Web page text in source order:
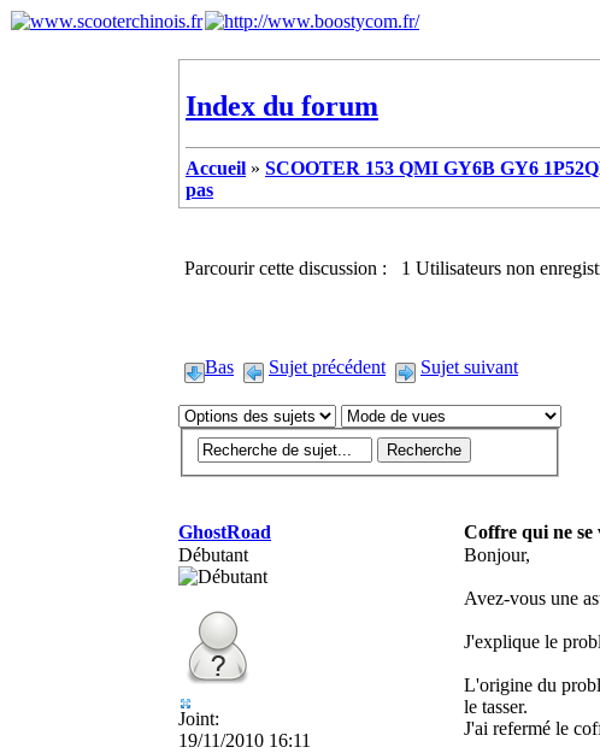
Index du forum
Accueil » SCOOTER 153 QMI GY6B GY6
pas
Parcourir cette discussion : 1 Utilisateurs non
Bas Sujet précédent Sujet suivant
GhostRoad Coffre qui ne se
Débutant
Joint:
19/11/2010 16:11
Bonjour,
Avez-vous une
J'explique le
L'origine du
le tasser.
J'ai refermé le